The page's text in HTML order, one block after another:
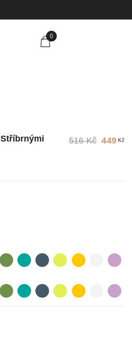
0
516 Kč 449 Kč
olive pastelgreen
petrol neonyellow
yellow
olive pastelgreen
petrol neonyellow
yellow